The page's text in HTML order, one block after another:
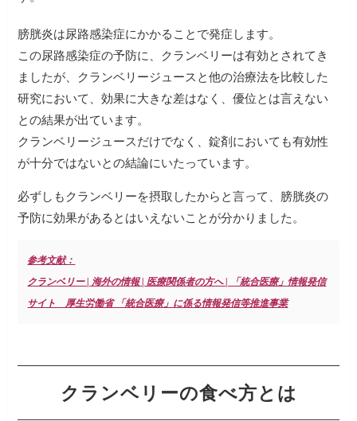
膀胱炎は尿路感染症にかかることで発症します。
この尿路感染症の予防に、クランベリーは有効とされてき
ましたが、クランベリージュースと他の治療法を比較した
研究において、効果に大きな差はなく、優位とは言えない
との結果が出ています。
クランベリージュースだけでなく、錠剤においても有効性
が十分ではないとの結論にいたっています。
必ずしもクランベリーを摂取したからと言って、膀胱炎の
予防に効果があるとはいえないことが分かりました。
参考文献：
クランベリー | 海外の情報 | 医療関係者の方へ | 「統合医療」情報発信
サイト 厚生労働省 「統合医療」に係る情報発信等推進事業
クランベリーの食べ方とは